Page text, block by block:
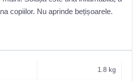
copiilor. Nu aprinde bețișoarele.
1.8 kg